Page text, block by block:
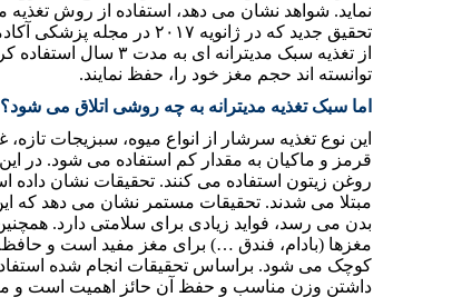
نماید. شواهد نشان می دهد، استفاده از روش تغذیه
تحقیق جدید که در ژانویه
از تغذیه سبک
توانسته اند حجم مغز خود را، حفظ نمایند.
اما سبک تغذیه مدیترانه به چه روشی اتلاق می شود؟
این نوع تغذیه سرشار از انواع میوه، سبزیجات
قرمز و ماکیان به مقدار کم استفاده می شود. در
روغن زیتون استفاده می کنند. تحقیقات نشان داده
مبتلا می شدند. تحقیقات مستمر نشان می دهد که
بدن می رسد، فواید زیادی برای سلامتی دارد.
کوچک می شود. براساس تحقیقات انجام شده استفاده
داشتن وزن مناسب و حفظ آن حائز اهمیت است و